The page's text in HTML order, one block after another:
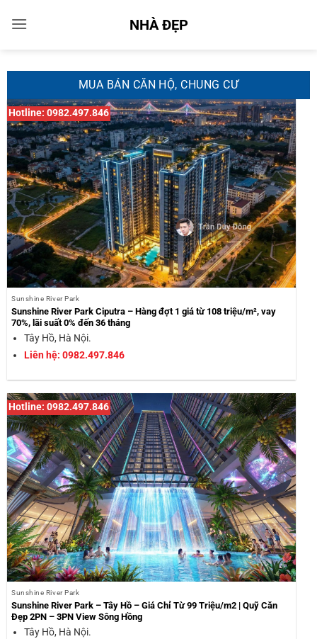
qua
NHÀ ĐẸP
MUA BÁN CĂN HỘ, CHUNG CƯ
Hotline: 0982.497.846
Sunshine River Park
Sunshine River Park Ciputra – Hàng đợt 1 giá từ 108 triệu/m², vay
70%, lãi suất 0% đến 36 tháng
Tây Hồ, Hà Nội.
Liên hệ: 0982.497.846
Hotline: 0982.497.846
Sunshine River Park
Sunshine River Park – Tây Hồ – Giá Chỉ Từ 99 Triệu/m2 | Quỹ Căn
Đẹp 2PN – 3PN View Sông Hồng
Tây Hồ, Hà Nội.